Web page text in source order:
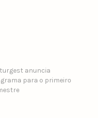
anuncia
para o primeiro